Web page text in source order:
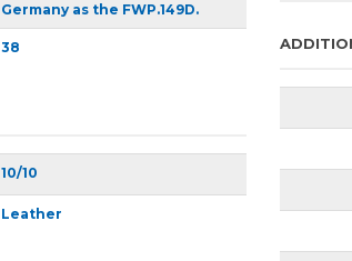
Germany as the FWP.149D.
38
10/10
Leather